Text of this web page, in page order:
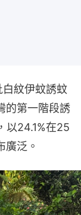
紋伊蚊誘蚊
的第一階段誘
以24.1%在25
廣泛。